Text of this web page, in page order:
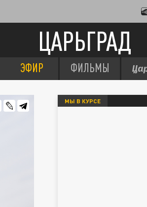
ЦАРЬГРАД
ЭФИР ФИЛЬМЫ
МЫ В КУРСЕ